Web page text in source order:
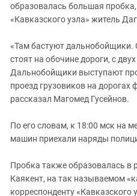
образовалась большая
«Кавказского узла» житель
«Там бастуют
стоят на обочине дороги, с
Дальнобойщики выступают
проезд грузовиков на дорогах
рассказал Магомед Гусейнов.
По его словам, к 18:00 мск на
машин приехали наряды
Пробка также образовалась в
Каякент, на так называемом
корреспонденту «Кавказского